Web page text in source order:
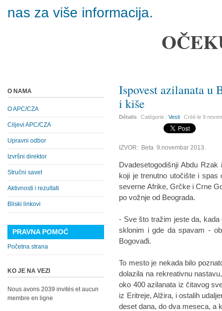
nas za više informacija.
Ispovest azilanata u
i kiše
Détails Catégorie :Vesti Créé le9
IZVOR: Beta 9.novembar 2013.
Dvadesetogodišnji Abdu
koji je trenutno utočište i
severne Afrike, Grčke i Crne
po vožnje od Beograda.
- Sve što tražim jeste da,
sklonim i gde da spavam -
Bogovađi.
To mesto je nekada bilo
dolazila na rekreativnu
oko 400 azilanata iz čitavog
iz Eritreje, Alžira, i ostalih
deset dana, do dva meseca, a
O NAMA
O APC/CZA
Ciljevi APC/CZA
Upravni odbor
Izvršni direktor
Stručni savet
Aktivnosti i rezultati
Bliski linkovi
PRAVNA POMOĆ
Početna strana
KO JE NA VEZI
Nous avons 2039 invités et aucun
membre en ligne